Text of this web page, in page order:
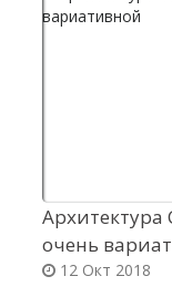
Архитектура
очень
12 Окт 2018